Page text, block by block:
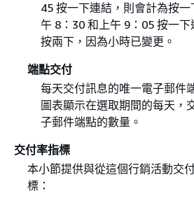
45 按一下連結，則會計為按一
午 8：30 和上午 9：05 按一
按兩下，因為小時已變更。
端點交付
每天交付訊息的唯一電子郵件
圖表顯示在選取期間的每天，
子郵件端點的數量。
交付率指標
本小節提供與從這個行銷活動交
標：